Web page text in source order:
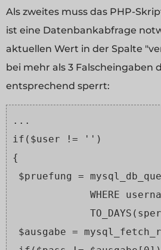
Als zweites muss das PHP-
ist eine Datenbankabfrage
aktuellen Wert in der Spalte
bei mehr als 3 Falscheingaben
entsprechend sperrt:
...
if($user != '')
{
$pruefung =
WHERE
TO_DAYS(sperre)
$ausgabe =